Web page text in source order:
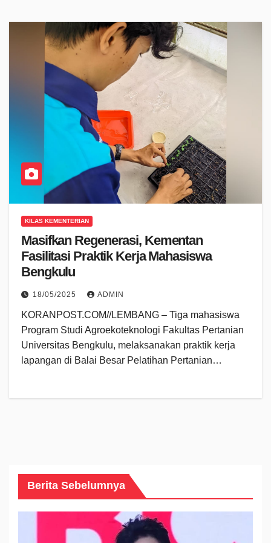
KILAS KEMENTERIAN
Masifkan Regenerasi, Kementan
Fasilitasi Praktik Kerja Mahasiswa
Bengkulu
18/05/2025 ADMIN
KORANPOST.COM//LEMBANG – Tiga mahasiswa
Program Studi Agroekoteknologi Fakultas Pertanian
Universitas Bengkulu, melaksanakan praktik kerja
lapangan di Balai Besar Pelatihan Pertanian…
Berita Sebelumnya